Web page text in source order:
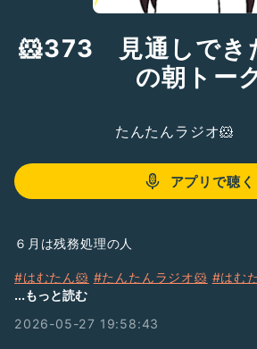
🐹373 見通しでき
の朝トー
たんたんラジオ🐹
アプリで聴く
６月は残務処理の人
#はむたん🐹 #たんたんラジオ🐹 #はむ
#不定期の通勤収録
...もっと読む
2026-05-27 19:58:43